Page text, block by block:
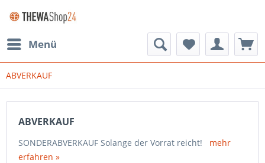
Menü
ABVERKAUF
ABVERKAUF
SONDERABVERKAUF Solange der Vorrat reicht! mehr
erfahren »